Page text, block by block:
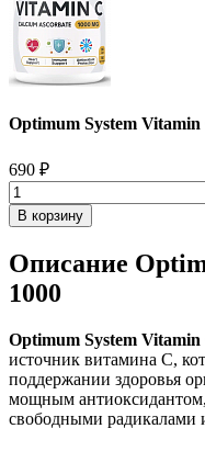
Optimum System Vitamin
690 ₽
В корзину
Описание
1000
Optimum System Vitamin
источник витамина C,
поддержании здоровья
мощным антиоксидантом,
свободными радикалами